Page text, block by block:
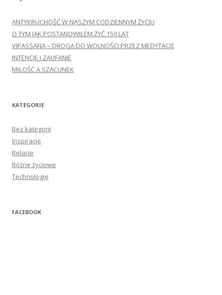
ANTYKRUCHOŚĆ W NASZYM CODZIENNYM ŻYCIU
O TYM JAK POSTANOWIŁEM ŻYĆ 150 LAT
VIPASSANA – DROGA DO WOLNOŚCI PRZEZ MEDYTACJĘ
INTENCJE I ZAUFANIE
MIŁOŚĆ A SZACUNEK
KATEGORIE
Bez kategorii
Inspiracje
Relacje
Różne życiowe
Technologie
FACEBOOK